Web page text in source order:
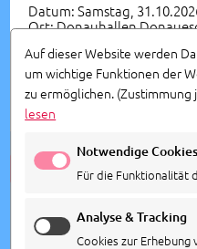
Datum: Samstag,
Ort: Donauhallen
Die gekauften Tickets
ALLE TERMINE ANSEHEN
Auf dieser Website werden
um wichtige Funktionen der
zu ermöglichen. (Zustimmung
lesen
Notwendige Cookies
Für die Funktionalität
Analyse & Tracking
Cookies zur Erhebung